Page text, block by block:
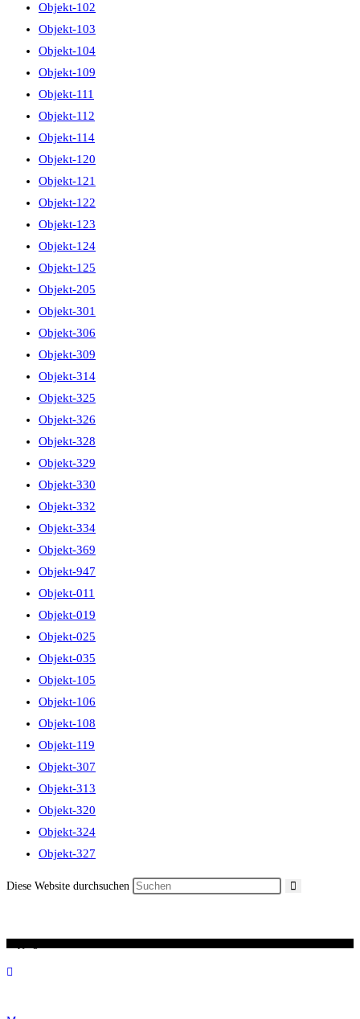
Objekt-102
Objekt-103
Objekt-104
Objekt-109
Objekt-111
Objekt-112
Objekt-114
Objekt-120
Objekt-121
Objekt-122
Objekt-123
Objekt-124
Objekt-125
Objekt-205
Objekt-301
Objekt-306
Objekt-309
Objekt-314
Objekt-325
Objekt-326
Objekt-328
Objekt-329
Objekt-330
Objekt-332
Objekt-334
Objekt-369
Objekt-947
Objekt-011
Objekt-019
Objekt-025
Objekt-035
Objekt-105
Objekt-106
Objekt-108
Objekt-119
Objekt-307
Objekt-313
Objekt-320
Objekt-324
Objekt-327
Diese Website durchsuchen